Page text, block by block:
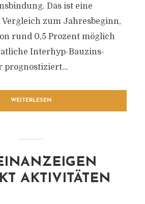
Das ist eine
zum Jahresbeginn,
rund 0,5 Prozent möglich
Interhyp-Bauzins-
prognostiziert...
WEITERLESEN
AKTIVITÄTEN